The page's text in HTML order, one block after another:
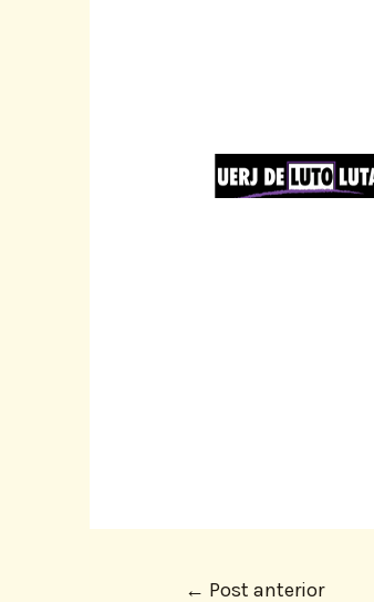
← Post anterior